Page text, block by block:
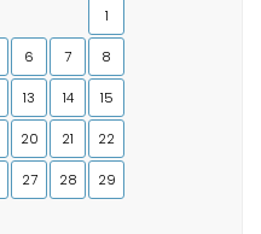
1
6 7 8
13 14 15
20 21 22
27 28 29